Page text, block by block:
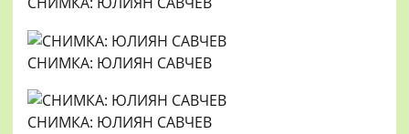
СНИМКА: ЮЛИЯН САВЧЕВ
СНИМКА: ЮЛИЯН САВЧЕВ